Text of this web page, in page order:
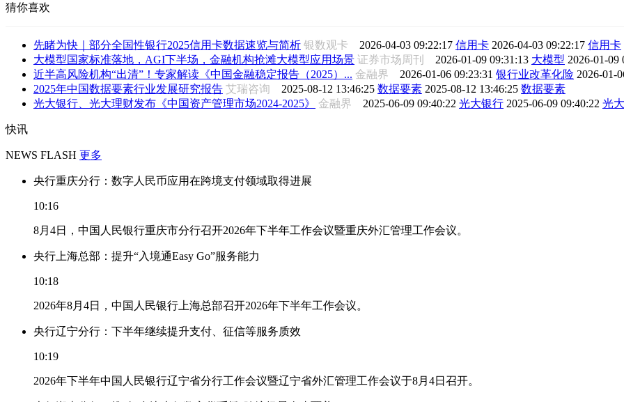
猜你喜欢
先睹为快｜部分全国性银行2025信用卡数据速览与简析 银数观卡 2026-04-03 09:22:17 信用卡 2026-04-03 09:22:17 信用卡
大模型国家标准落地，AGI下半场，金融机构抢滩大模型应用场景 证券市场周刊 2026-01-09 09:31:13 大模型 2026-01-09
近半高风险机构“出清”！专家解读《中国金融稳定报告（2025）... 金融界 2026-01-06 09:23:31 银行业改革化险 2026-01-
2025年中国数据要素行业发展研究报告 艾瑞咨询 2025-08-12 13:46:25 数据要素 2025-08-12 13:46:25 数据要素
光大银行、光大理财发布《中国资产管理市场2024-2025》
金融界 2025-06-09 09:40:22 光大银行 2025-06-09 09:40:22 光
快讯
NEWS FLASH 更多
央行重庆分行：数字人民币应用在跨境支付领域取得进展
10:16
8月4日，中国人民银行重庆市分行召开2026年下半年工作会议暨重庆外汇管理工作会议。
央行上海总部：提升“入境通Easy Go”服务能力
10:18
2026年8月4日，中国人民银行上海总部召开2026年下半年工作会议。
央行辽宁分行：下半年继续提升支付、征信等服务质效
10:19
2026年下半年中国人民银行辽宁省分行工作会议暨辽宁省外汇管理工作会议于8月4日召开。